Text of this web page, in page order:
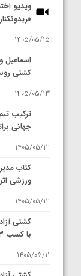
ویدیو
1405/05/15
اسماعیل
کشتی
1405/05/13
ترکیب
جهانی
1405/05/12
کتاب
ورزشی
1405/05/12
کشتی
با کسب ۳ مدال طلا، ۱ نقره و ۲ مدال برنز
1405/05/11